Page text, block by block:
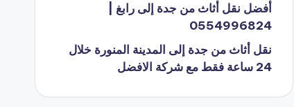
أفضل نقل أثاث من جدة إلى رابغ |
0554996824
نقل أثاث من جدة إلى المدينة المنورة خلال
24 ساعة فقط مع شركة الافضل